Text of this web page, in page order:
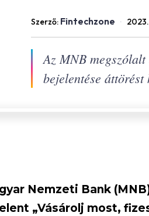
Szerző: Fintechzone ·
Az MNB
bejelentése
Nemzeti Bank
„Vásárolj most,